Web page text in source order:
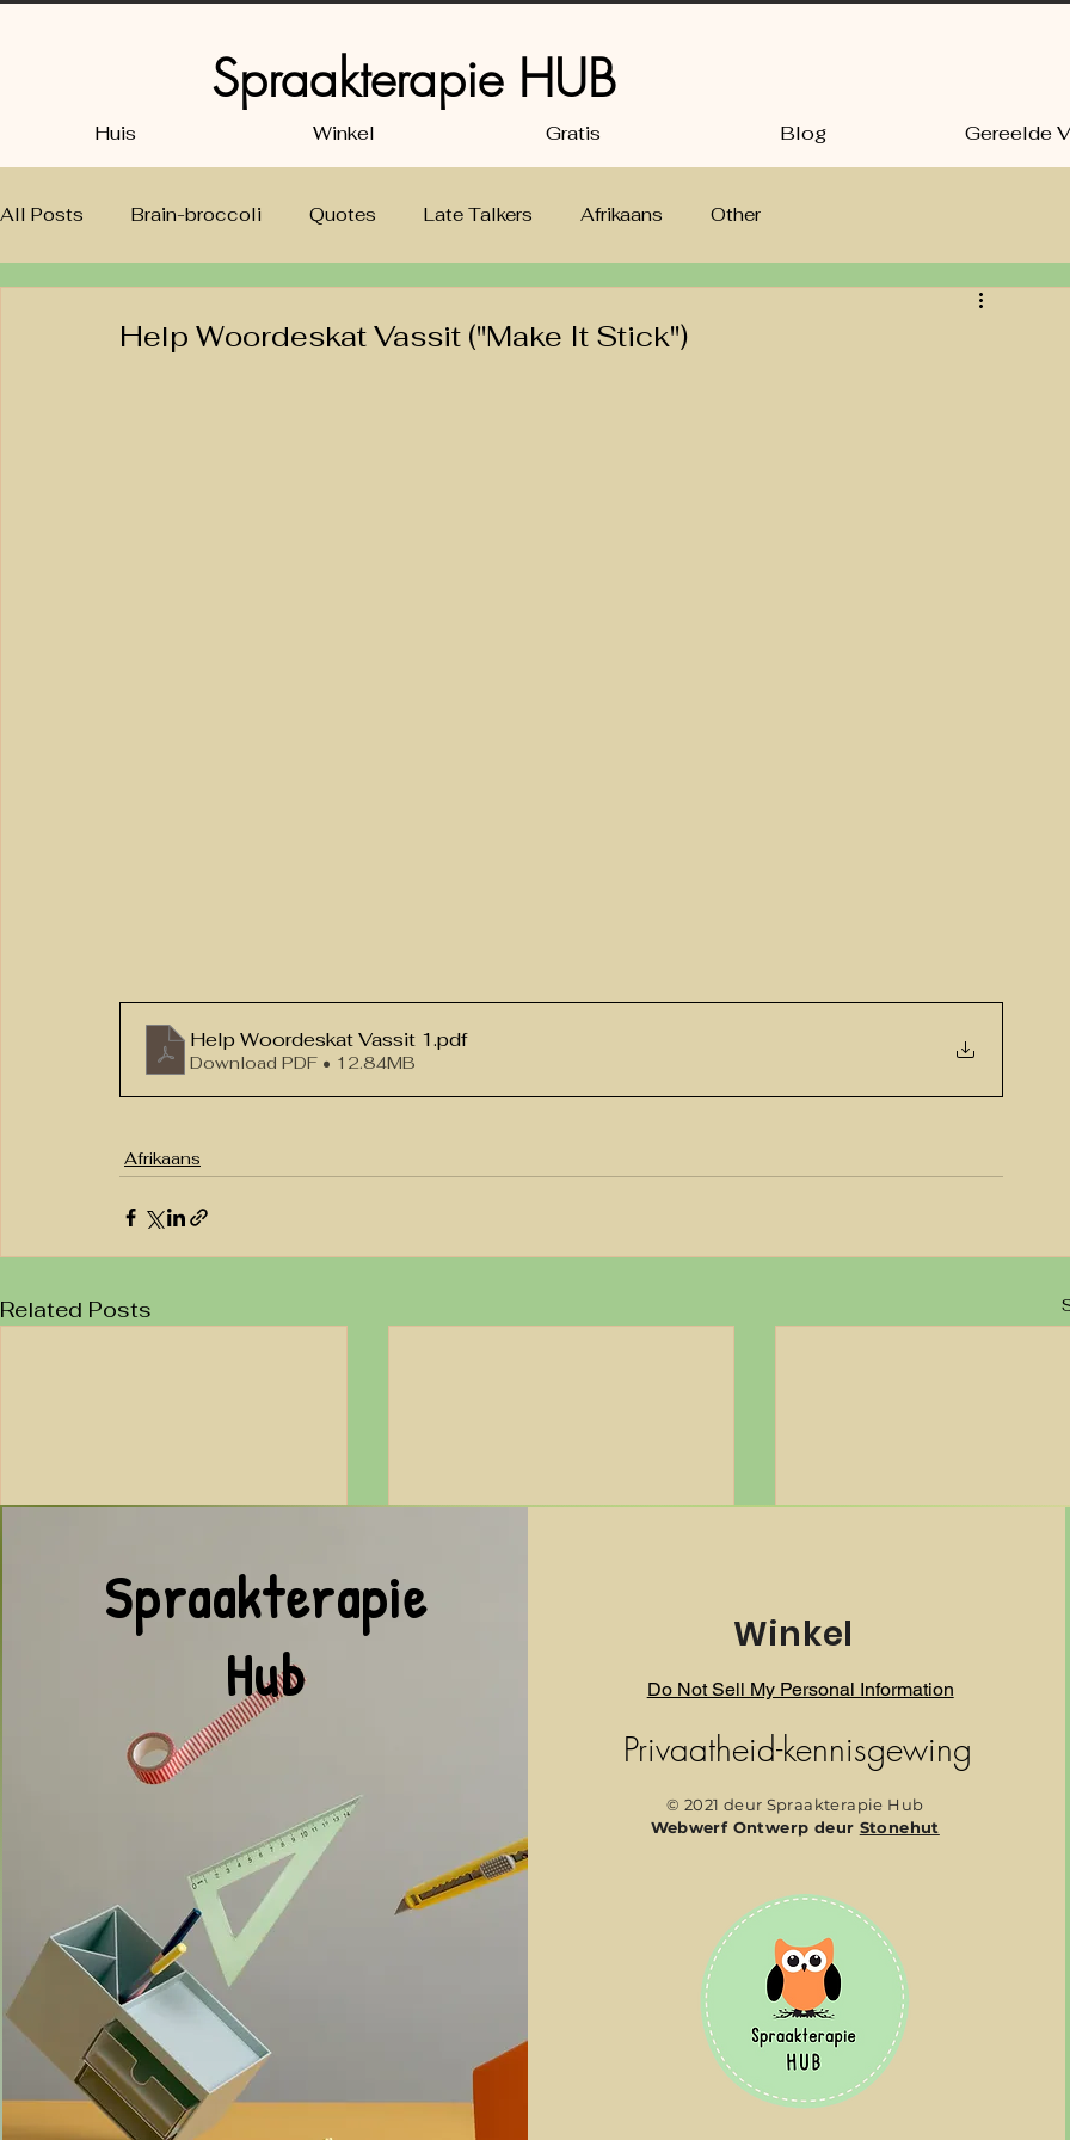
Spraakterapie HUB
Huis Winkel Gratis Blog Gereelde
All Posts Brain-broccoli Quotes Late Talkers Afrikaans Other
Help Woordeskat Vassit ("Make It Stick")
Help Woordeskat Vassit 1.pdf
Download PDF • 12.84MB
Afrikaans
Related Posts
Tweetaligheid: Inligting
aan Ouers
Die Stadia van Spel:
Babas en Peuters (0-36
Getalkonsep by Peuters
Spraakterapie
Hub
Winkel
Do Not Sell My Personal Information
Privaatheid-kennisgewing
© 2021 deur Spraakterapie Hub
Webwerf Ontwerp deur Stonehut